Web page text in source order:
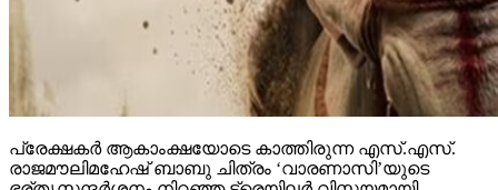
പ്രേക്ഷകര്‍ ആകാംക്ഷയോടെ കാത്തിരുന്ന എസ്.എസ്.
രാജമൗലിമഹേഷ് ബാബു ചിത്രം ‘വാരണാസി’യുടെ